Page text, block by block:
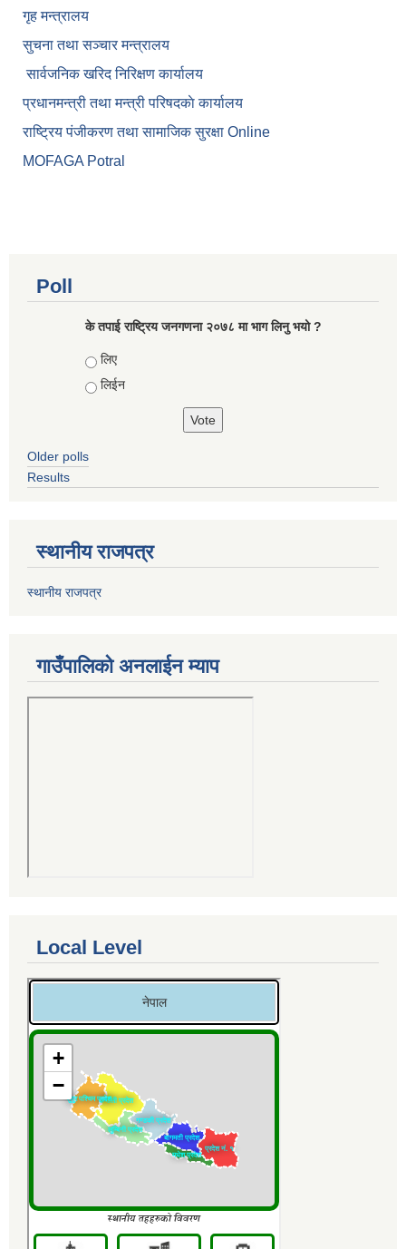
गृह मन्त्रालय
सुचना तथा सञ्चार मन्त्रालय
सार्वजनिक खरिद निरिक्षण कार्यालय
प्रधानमन्त्री तथा मन्त्री परिषदकाे कार्यालय
राष्ट्रिय पंजीकरण तथा सामाजिक सुरक्षा Online
MOFAGA Potral
Poll
के तपाई राष्ट्रिय जनगणना २०७८ मा भाग लिनु भयो ?
Choices
लिए
लिईन
Older polls
Results
स्थानीय राजपत्र
स्थानीय राजपत्र
गाउँपालिको अनलाईन म्याप
Local Level